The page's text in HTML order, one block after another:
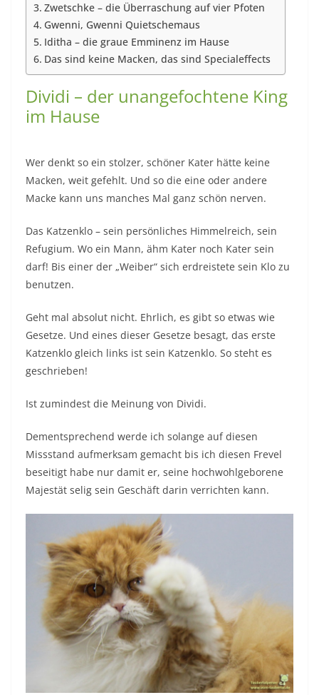
Zwetschke – die Überraschung auf vier Pfoten
Gwenni, Gwenni Quietschemaus
Iditha – die graue Emminenz im Hause
Das sind keine Macken, das sind Specialeffects
Dividi – der unangefochtene King
im Hause
Wer denkt so ein stolzer, schöner Kater hätte keine
Macken, weit gefehlt. Und so die eine oder andere
Macke kann uns manches Mal ganz schön nerven.
Das Katzenklo – sein persönliches Himmelreich, sein
Refugium. Wo ein Mann, ähm Kater noch Kater sein
darf! Bis einer der „Weiber“ sich erdreistete sein Klo zu
benutzen.
Geht mal absolut nicht. Ehrlich, es gibt so etwas wie
Gesetze. Und eines dieser Gesetze besagt, das erste
Katzenklo gleich links ist sein Katzenklo. So steht es
geschrieben!
Ist zumindest die Meinung von Dividi.
Dementsprechend werde ich solange auf diesen
Missstand aufmerksam gemacht bis ich diesen Frevel
beseitigt habe nur damit er, seine hochwohlgeborene
Majestät selig sein Geschäft darin verrichten kann.